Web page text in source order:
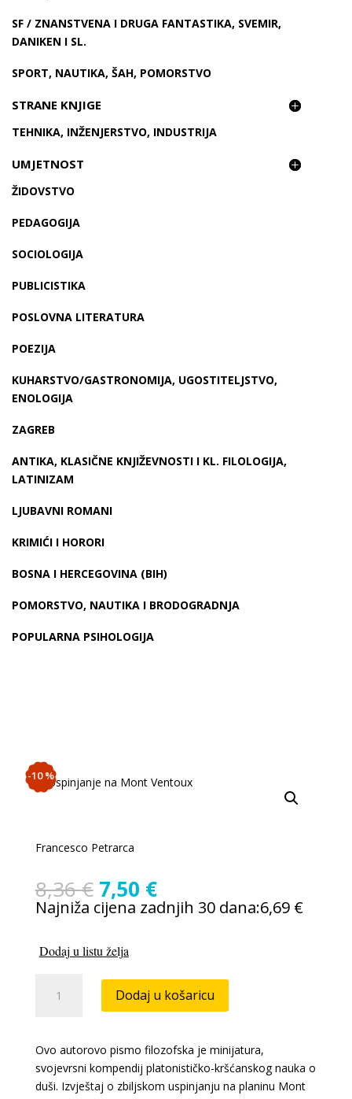
SF / ZNANSTVENA I DRUGA FANTASTIKA, SVEMIR,
DANIKEN I SL.
SPORT, NAUTIKA, ŠAH, POMORSTVO
STRANE KNJIGE
TEHNIKA, INŽENJERSTVO, INDUSTRIJA
UMJETNOST
ŽIDOVSTVO
PEDAGOGIJA
SOCIOLOGIJA
PUBLICISTIKA
POSLOVNA LITERATURA
POEZIJA
KUHARSTVO/GASTRONOMIJA, UGOSTITELJSTVO,
ENOLOGIJA
ZAGREB
ANTIKA, KLASIČNE KNJIŽEVNOSTI I KL. FILOLOGIJA,
LATINIZAM
LJUBAVNI ROMANI
KRIMIĆI I HORORI
BOSNA I HERCEGOVINA (BIH)
POMORSTVO, NAUTIKA I BRODOGRADNJA
POPULARNA PSIHOLOGIJA
-10 %
Francesco Petrarca
8,36€ Izvorna
cijena
bila
je:
8,36 €.
7,50 €Trenutna
cijena
je:
Najniža cijena zadnjih 30 dana:6,69 €
Dodaj u listu želja
Petrarca:
Mont
Ventoux
/
Dodaj u košaricu
Ovo autorovo pismo filozofska je minijatura,
svojevrsni kompendij platonističko-kršćanskog nauka o
duši. Izvještaj o zbiljskom uspinjanju na planinu Mont